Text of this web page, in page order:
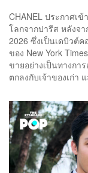
CHANEL ประกาศเ
โลกจากปารีส หลังจ
2026 ซึ่งเป็นเดบิวต์
ของ New York
ขายอย่างเป็นทางกา
ตกลงกับเจ้าของเก่า